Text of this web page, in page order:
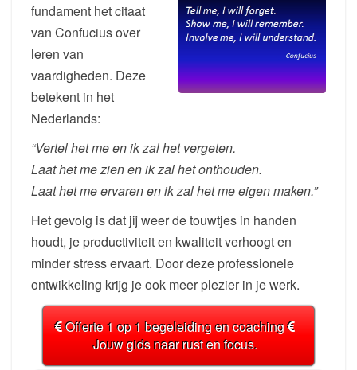
fundament het citaat
van Confucius over
leren van
vaardigheden. Deze
betekent in het
Nederlands:
“Vertel het me en ik zal het vergeten.
Laat het me zien en ik zal het onthouden.
Laat het me ervaren en ik zal het me eigen maken.”
Het gevolg is dat jij weer de touwtjes in handen
houdt, je productiviteit en kwaliteit verhoogt en
minder stress ervaart. Door deze professionele
ontwikkeling krijg je ook meer plezier in je werk.
Offerte 1 op 1 begeleiding en coaching
Jouw gids naar rust en focus.